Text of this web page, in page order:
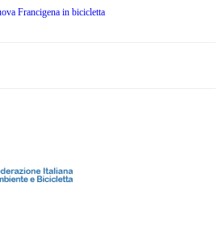
Francigena in bicicletta